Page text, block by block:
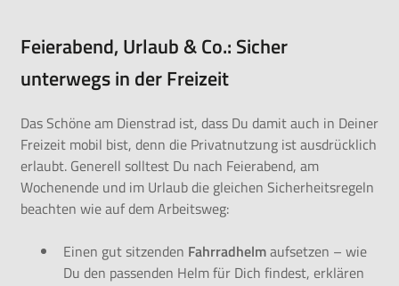
Feierabend, Urlaub & Co.: Sicher
unterwegs in der Freizeit
Das Schöne am Dienstrad ist, dass Du damit auch in Deiner
Freizeit mobil bist, denn die Privatnutzung ist ausdrücklich
erlaubt. Generell solltest Du nach Feierabend, am
Wochenende und im Urlaub die gleichen Sicherheitsregeln
beachten wie auf dem Arbeitsweg:
Einen gut sitzenden Fahrradhelmaufsetzen – wie
Du den passenden Helm für Dich findest, erklären